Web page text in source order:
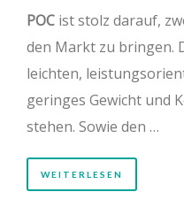
POC ist stolz darauf,
den Markt zu bringen.
leichten,
geringes Gewicht und
stehen. Sowie den …
WEITERLESEN